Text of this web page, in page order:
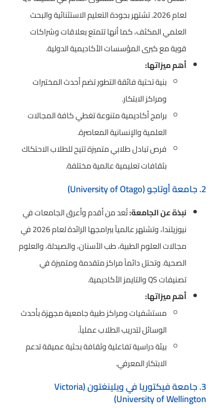
لعام 2026. تشتهر بجودة التعليم الاستثنائية والبحث
العلمي المكثف، كما أنها تتمتع بعلاقات وشراكات
قوية مع كبرى المؤسسات الأكاديمية الدولية.
أهم ميزاتها:
بنية تحتية فائقة التطور تضم أحدث المختبرات
ومراكز الابتكار.
برامج أكاديمية متنوعة تغطي كافة المجالات
العلمية والإنسانية المعاصرة.
فرص تبادل طلابي متميزة تتيح للطلاب الاحتكاك
بثقافات تعليمية عالمية مختلفة.
2. جامعة أوتاجو (University of Otago)
نبذة عن الجامعة:تُعد من أقدم وأعرق الجامعات في
نيوزيلندا، وتشتهر عالمياً ببرامجها الرائدة لعام 2026 في
مجالات العلوم الطبية، طب الأسنان، والصيدلة، والعلوم
الصحية. وتحتل دائماً مراكز متقدمة ومتميزة في
تصنيفات QS والتايمز الأكاديمية.
أهم ميزاتها:
مستشفيات ومراكز طبية جامعية مجهزة بأحدث
الوسائل لتدريب الطلاب عملياً.
بيئة دراسية تفاعلية وثقافة بحثية عميقة تدعم
الابتكار المعرفي.
3. جامعة فيكتوريا في ويلينغتون (Victoria
University of Wellington)